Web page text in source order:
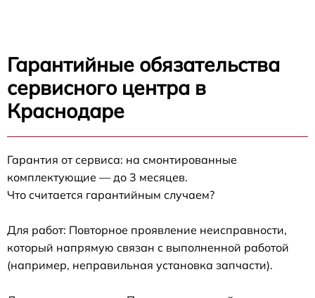
Гарантийные обязательства
сервисного центра в
Краснодаре
Гарантия от сервиса: на смонтированные
комплектующие — до 3 месяцев.
Что считается гарантийным случаем?
Для работ: Повторное проявление неисправности,
который напрямую связан с выполненной работой
(например, неправильная установка запчасти).